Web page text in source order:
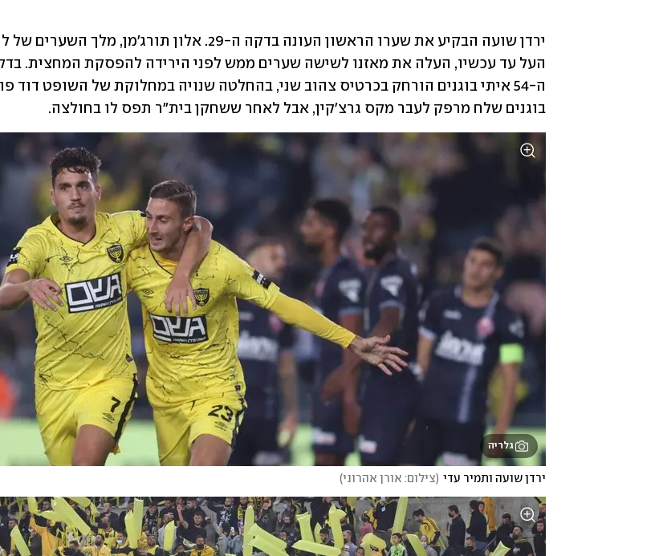
בוגנים שלח מרפק לעבר מקס גרצ'קין, אבל לאחר ששחקן בית"ר תפס לו בחולצה.
גלריה
ירדן שועה ותמיר עדי (צילום: אורן אהרוני)